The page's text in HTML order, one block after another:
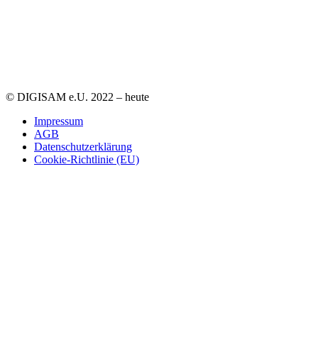
© DIGISAM e.U. 2022 – heute
Impressum
AGB
Datenschutzerklärung
Cookie-Richtlinie (EU)